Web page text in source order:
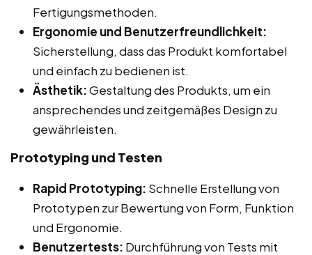
Fertigungsmethoden.
Ergonomie und Benutzerfreundlichkeit:
Sicherstellung, dass das Produkt komfortabel
und einfach zu bedienen ist.
Ästhetik:Gestaltung des Produkts, um ein
ansprechendes und zeitgemäßes Design zu
gewährleisten.
Prototyping und Testen
Rapid Prototyping: Schnelle Erstellung von
Prototypen zur Bewertung von Form, Funktion
und Ergonomie.
Benutzertests: Durchführung von Tests mit